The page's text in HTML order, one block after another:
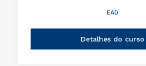
EAD
Detalhes do curso